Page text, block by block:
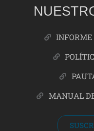
MANUAL